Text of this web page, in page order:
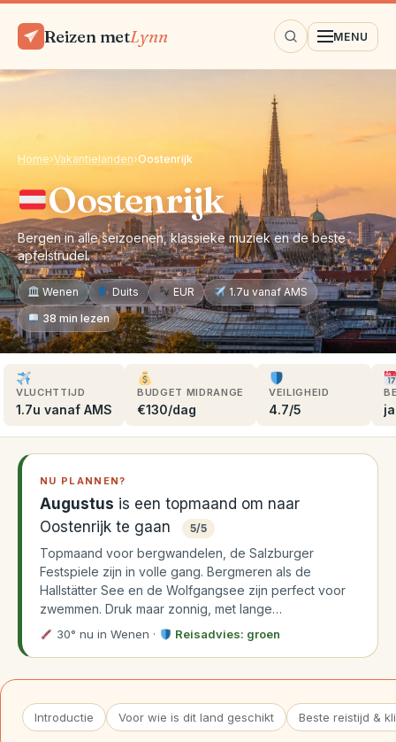
Reizen metLynn MENU
Home›Vakantielanden›Oostenrijk
Oostenrijk
Bergen in alle seizoenen, klassieke muziek en de beste
apfelstrudel.
Wenen Duits EUR
1.7u vanaf AMS
38 min lezen
VLUCHTTIJD
1.7u vanaf AMS
BUDGET MIDRANGE
€130/dag
VEILIGHEID
4.7/5
NU PLANNEN?
Augustus is een topmaand om naar
Oostenrijk te gaan
5/5
Topmaand voor bergwandelen, de Salzburger
Festspiele zijn in volle gang. Bergmeren als de
Hallstätter See en de Wolfgangsee zijn perfect voor
zwemmen. Druk maar zonnig, met lange…
30° nu in Wenen · Reisadvies: groen
Introductie Voor wie is dit land geschikt Beste reistijd &